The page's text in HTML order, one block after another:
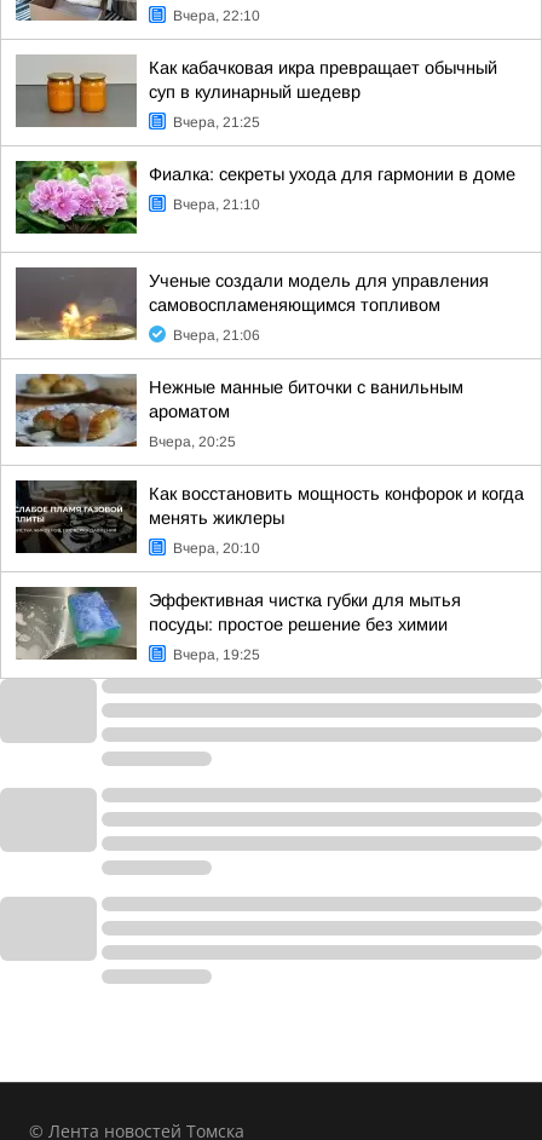
Вчера, 22:10
Как кабачковая икра превращает обычный
суп в кулинарный шедевр
Вчера, 21:25
Фиалка: секреты ухода для гармонии в доме
Вчера, 21:10
Ученые создали модель для управления
самовоспламеняющимся топливом
Вчера, 21:06
Нежные манные биточки с ванильным
ароматом
Вчера, 20:25
Как восстановить мощность конфорок и когда
менять жиклеры
Вчера, 20:10
Эффективная чистка губки для мытья
посуды: простое решение без химии
Вчера, 19:25
© Лента новостей Томска